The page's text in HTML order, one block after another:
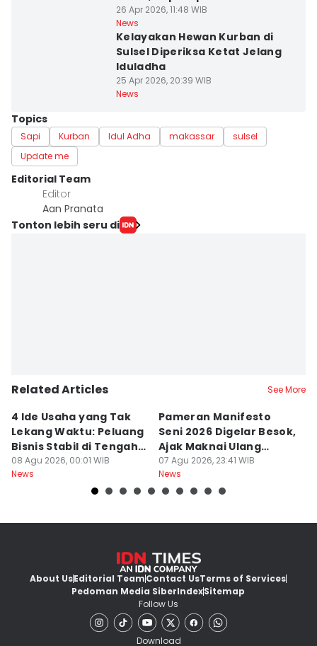
26 Apr 2026, 11:48 WIB
News
Kelayakan Hewan Kurban di
Sulsel Diperiksa Ketat Jelang
Iduladha
25 Apr 2026, 20:39 WIB
News
Topics
Sapi Kurban Idul Adha makassar
sulsel
Update me
Editorial Team
Editor
Aan Pranata
Tonton lebih seru di
Related Articles See More
4 Ide Usaha yang Tak
Lekang Waktu: Peluang
Bisnis Stabil di Tengah
Perubahan
08 Agu 2026, 00:01 WIB
News
Pameran Manifesto
Seni 2026 Digelar Besok,
Ajak Maknai Ulang
Maritim
07 Agu 2026, 23:41 WIB
News
About UsEditorial TeamContact UsTerms of Services
Pedoman Media SiberIndexSitemap
Follow Us
Download